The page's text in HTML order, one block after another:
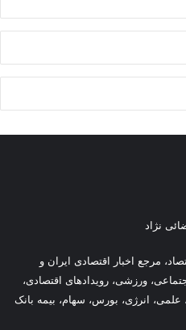
نژاد
مرجع اخبار اقتصادی ایران و
ورزشی، رویدادهای اقتصادی،
انرژی، بورس، سهام، بیمه بانک